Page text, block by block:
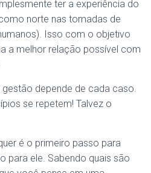
ter a experiência do
norte nas tomadas de
Isso com o objetivo
a melhor relação possível com
gestão depende de cada caso.
se repetem! Talvez o
é o primeiro passo para
para ele. Sabendo quais são